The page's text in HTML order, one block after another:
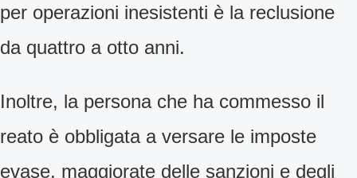
per operazioni inesistenti è la reclusione
da quattro a otto anni.
Inoltre, la persona che ha commesso il
reato è obbligata a versare le imposte
evase, maggiorate delle sanzioni e degli